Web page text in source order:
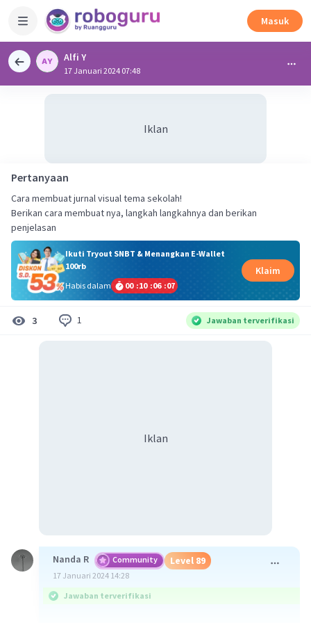
Masuk
Alfi Y
17 Januari 2024 07:48
Iklan
Pertanyaan
Cara membuat jurnal visual tema sekolah!
Berikan cara membuat nya, langkah langkahnya dan berikan
penjelasan
Ikuti Tryout SNBT & Menangkan E-Wallet
100rb
Habis dalam
00 :10 :06 :07
Klaim
3 1 Jawaban terverifikasi
Iklan
Nanda R Community Level 89
17 Januari 2024 14:28
Jawaban terverifikasi